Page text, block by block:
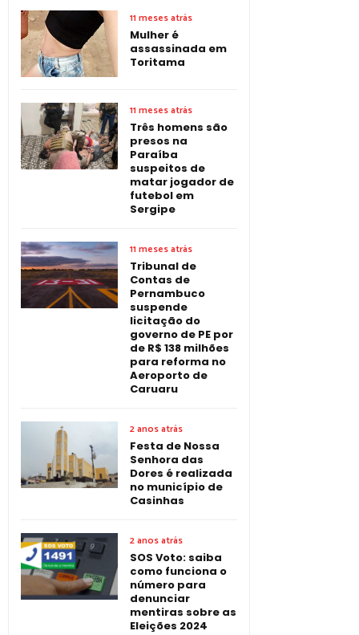
11 meses atrás
Mulher é
assassinada em
Toritama
11 meses atrás
Três homens são
presos na
Paraíba
suspeitos de
matar jogador de
futebol em
Sergipe
11 meses atrás
Tribunal de
Contas de
Pernambuco
suspende
licitação do
governo de PE por
de R$ 138 milhões
para reforma no
Aeroporto de
Caruaru
2 anos atrás
Festa de Nossa
Senhora das
Dores é realizada
no município de
Casinhas
2 anos atrás
SOS Voto: saiba
como funciona o
número para
denunciar
mentiras sobre as
Eleições 2024